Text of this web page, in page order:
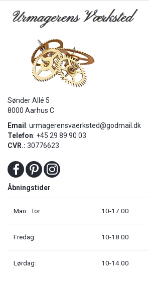
Sønder Allé 5
8000 Aarhus C
Email : urmagerensvaerksted@godmail.dk
Telefon: +45 29 89 90 03
CVR.: 30776623
Åbningstider
Man–Tor: 10-17.00
Fredag: 10-18.00
Lørdag: 10-14.00